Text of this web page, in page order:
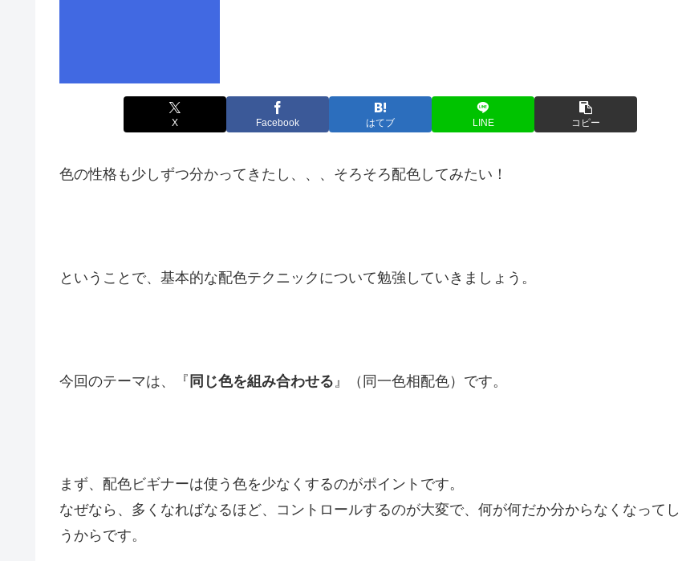
X Facebook はてブ LINE コピー
色の性格も少しずつ分かってきたし、、、そろそろ配色してみたい！
ということで、基本的な配色テクニックについて勉強していきましょう。
今回のテーマは、『 同じ色を組み合わせる 』（同一色相配色）です。
まず、配色ビギナーは使う色を少なくするのがポイントです。
なぜなら、多くなればなるほど、コントロールするのが大変で、何が何だか分からなくなってし
うからです。